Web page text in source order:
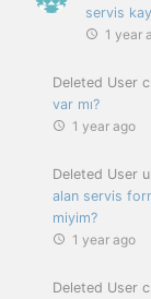
servis
1 year
Deleted User
var mı?
1 year ago
Deleted User
alan servis
miyim?
1 year ago
Deleted User